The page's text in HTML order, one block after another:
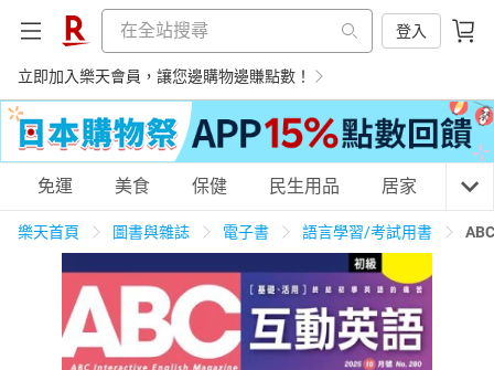
登入
立即加入樂天會員，讓您邊購物邊賺點數！
購物網分類
天天免運 美食蛋糕 養生保健 民生用品
免運 美食 保健 民生用品 居家 3C
樂天首頁 圖書與雜誌 電子書 語言學習/考試用書